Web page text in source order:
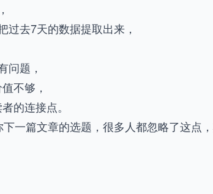
去7天的数据提取出来，
问题，
不够，
的连接点。
一篇文章的选题，很多人都忽略了这点